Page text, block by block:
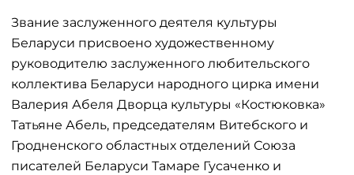
Звание заслуженного деятеля культуры
Беларуси присвоено художественному
руководителю заслуженного любительского
коллектива Беларуси народного цирка имени
Валерия Абеля Дворца культуры «Костюковка»
Татьяне Абель, председателям Витебского и
Гродненского областных отделений Союза
писателей Беларуси Тамаре Гусаченко и